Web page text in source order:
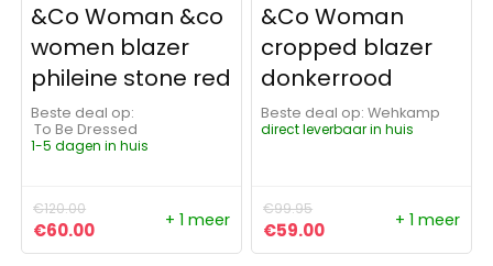
&Co Woman &co
women blazer
phileine stone red
Beste deal op:
To Be Dressed
1-5 dagen in huis
€120.00
Oorspronkelijke prijs was: €120.00.
€60.00Huidige prijs is: €60.00.
+ 1 meer
&Co Woman
cropped blazer
donkerrood
Beste deal op:
Wehkamp
direct leverbaar in huis
€99.95
Oorspronkelijke prijs
€59.00Huidige prijs is:
+ 1 meer